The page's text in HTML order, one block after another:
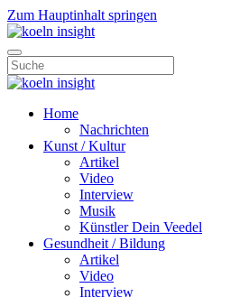
Zum Hauptinhalt springen
Home
Nachrichten
Kunst / Kultur
Artikel
Video
Interview
Musik
Künstler Dein Veedel
Gesundheit / Bildung
Artikel
Video
Interview